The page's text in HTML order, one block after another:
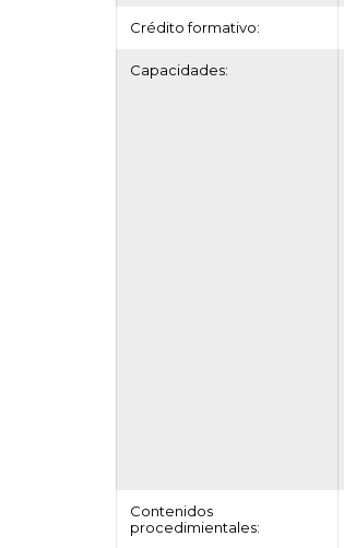
Crédito formativo:
Capacidades:
Contenidos
procedimientales: